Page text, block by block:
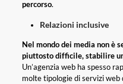
percorso.
Relazioni inclusive
Nel mondo dei media non è
piuttosto difficile, stabilire
Un’agenzia web ha spesso
molte tipologie di servizi web